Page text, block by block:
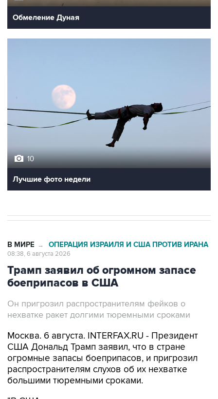
Обмеление Дуная
10
Лучшие фото недели
В МИРЕ → ОПЕРАЦИЯ ИЗРАИЛЯ И США ПРОТИВ ИРАНА
08:38, 6 августа 2026
Трамп заявил об огромном запасе
боеприпасов в США
Он пригрозил распространителям фейков о
нехватке ракет долгими тюремными сроками
Москва. 6 августа. INTERFAX.RU - Президент
США Дональд Трамп заявил, что в стране
огромные запасы боеприпасов, и пригрозил
распространителям слухов об их нехватке
большими тюремными сроками.